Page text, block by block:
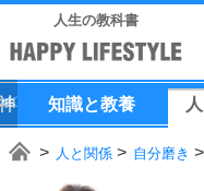
人生の教科書
知識と教養 人
人と関係 自分磨き